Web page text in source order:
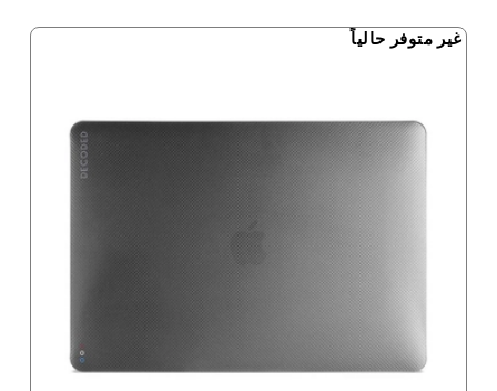
غير متوفر حالياً